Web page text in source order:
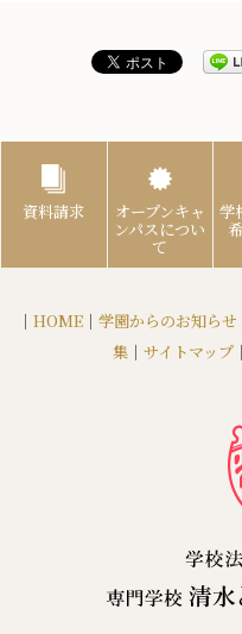
資料請求 オープンキャ
ンパスについ
て
学
｜ HOME ｜ 学園からのお知らせ
集 ｜ サイトマップ ｜